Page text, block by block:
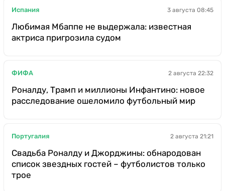
Испания 3 августа 08:45
Любимая Мбаппе не выдержала: известная
актриса пригрозила судом
ФИФА 2 августа 22:32
Роналду, Трамп и миллионы Инфантино: новое
расследование ошеломило футбольный мир
Португалия 2 августа 21:21
Свадьба Роналду и Джорджины: обнародован
список звездных гостей – футболистов только
трое